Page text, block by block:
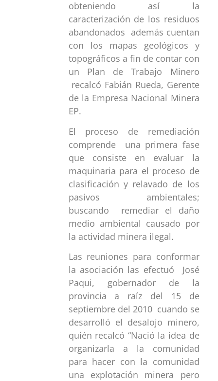
obteniendo así la
caracterización de los residuos
abandonados además cuentan
con los mapas geológicos y
topográficos a fin de contar con
un Plan de Trabajo Minero
recalcó Fabián Rueda, Gerente
de la Empresa Nacional Minera
EP.
El proceso de remediación
comprende una primera fase
que consiste en evaluar la
maquinaria para el proceso de
clasificación y relavado de los
pasivos ambientales;
buscando remediar el daño
medio ambiental causado por
la actividad minera ilegal.
Las reuniones para conformar
la asociación las efectuó José
Paqui, gobernador de la
provincia a raíz del 15 de
septiembre del 2010 cuando se
desarrolló el desalojo minero,
quién recalcó “Nació la idea de
organizarla a la comunidad
para hacer con la comunidad
una explotación minera pero